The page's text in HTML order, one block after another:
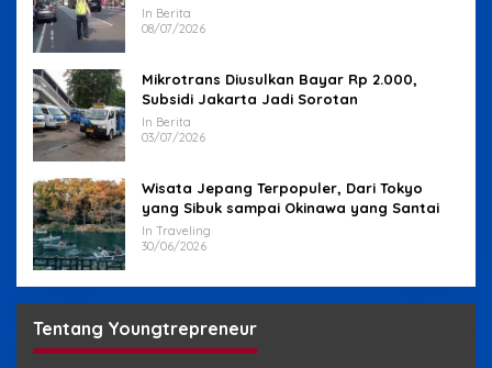
In Berita
08/07/2026
Mikrotrans Diusulkan Bayar Rp 2.000,
Subsidi Jakarta Jadi Sorotan
In Berita
03/07/2026
Wisata Jepang Terpopuler, Dari Tokyo
yang Sibuk sampai Okinawa yang Santai
In Traveling
30/06/2026
Tentang Youngtrepreneur